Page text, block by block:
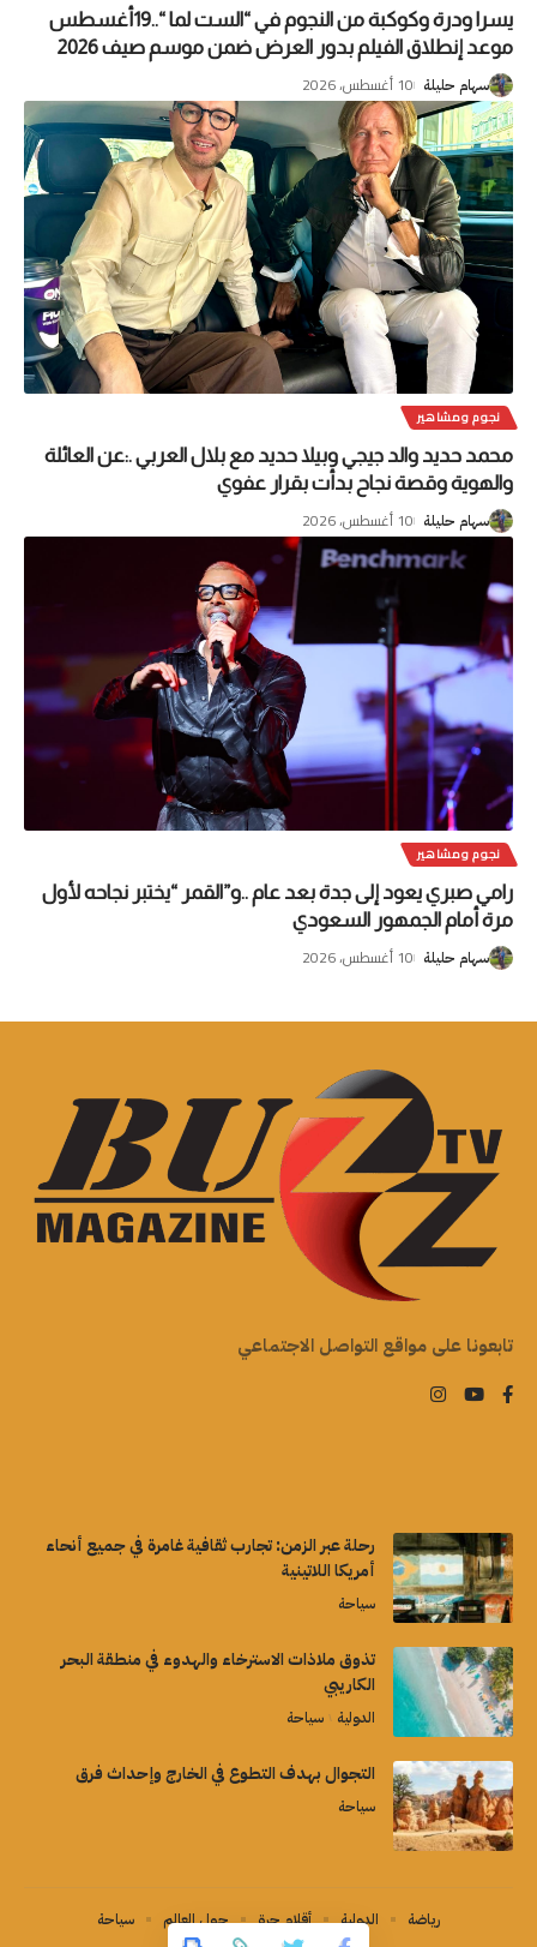
يسرا ودرة وكوكبة من النجوم في “الست لما “..19أغسطس
موعد إنطلاق الفيلم بدور العرض ضمن موسم صيف 2026
سهام حليلة 10 أغسطس، 2026
نجوم ومشاهير
محمد حديد والد جيجي وبيلا حديد مع بلال العربي .:عن العائلة
والهوية وقصة نجاح بدأت بقرار عفوي
سهام حليلة 10 أغسطس، 2026
نجوم ومشاهير
رامي صبري يعود إلى جدة بعد عام ..و”القمر “يختبر نجاحه لأول
مرة أمام الجمهور السعودي
سهام حليلة 10 أغسطس، 2026
تابعونا على مواقع التواصل الاجتماعي
رحلة عبر الزمن: تجارب ثقافية غامرة في جميع أنحاء
أمريكا اللاتينية
سياحة
تذوق ملاذات الاسترخاء والهدوء في منطقة البحر
الكاريبي
الدولية سياحة
التجوال بهدف التطوع في الخارج وإحداث فرق
سياحة
رياضة الدولية أقلام حرة حول العالم سياحة